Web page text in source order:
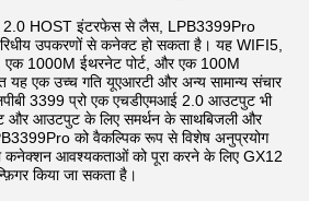
HOST इंटरफेस से लैस, LPB3399Pro
उपकरणों से कनेक्ट हो सकता है। यह WIFI5,
एक 1000M ईथरनेट पोर्ट, और एक 100M
यह एक उच्च गति यूएआरटी और अन्य सामान्य संचार
3399 प्रो एक एचडीएमआई 2.0 आउटपुट भी
और आउटपुट के लिए समर्थन के साथबिजली और
को वैकल्पिक रूप से विशेष अनुप्रयोग
कनेक्शन आवश्यकताओं को पूरा करने के लिए GX12
किया जा सकता है।